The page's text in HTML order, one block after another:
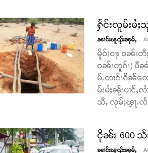
ႁႅင်းလူမ်းမႆ
ၼၢင်းၽူၺ်းၼုမ်ႇ -
မိူဝ်ႈဝႃး ဝၼ်းတီ
ဝၼ်းတူၵ်း) ပီ
မ်ႉတၢင်းၵိၼ်တ
မ်းမႆႈၼႂ်းပၢင်
သီႇ လုမ်ႈၾႃႉလႅ
ငိုၼ်း 600 သႅ
ၼၢင်းၽူၺ်းၼုမ်ႇ -